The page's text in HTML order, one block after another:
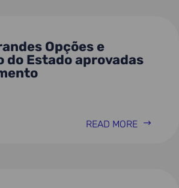
Opções e
do Estado aprovadas
READ MORE